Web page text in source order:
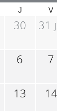
J V
30 31
6 7
13 14